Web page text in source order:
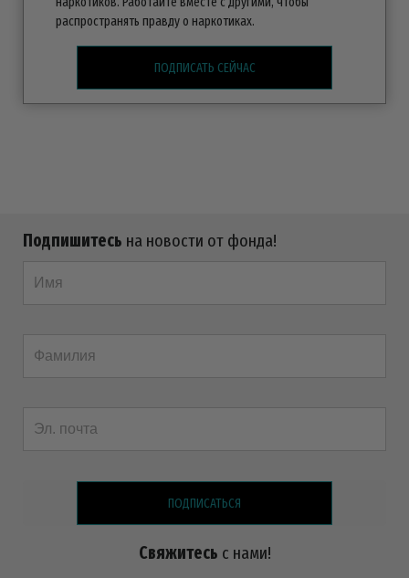
распространять правду о наркотиках.
ПОДПИСАТЬ СЕЙЧАС
Подпишитесь на новости от фонда!
ПОДПИСАТЬСЯ
Свяжитесь с нами!